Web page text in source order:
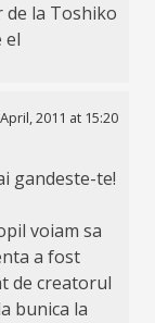
de la Toshiko
el
2011 at 15:20
gandeste-te!
voiam sa
a fost
de creatorul
bunica la